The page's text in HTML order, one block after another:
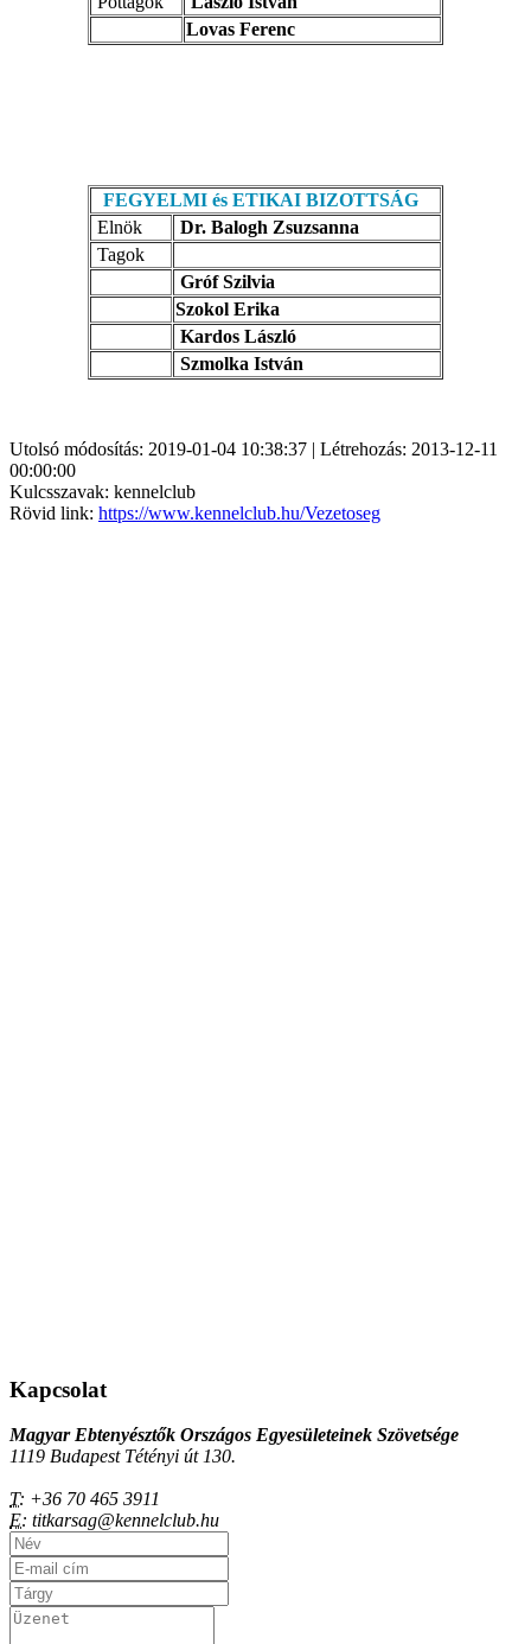
Lovas Ferenc
FEGYELMI és ETIKAI BIZOTTSÁG
Elnök
Dr. Balogh Zsuzsanna
Tagok
Gróf Szilvia
Szokol Erika
Kardos László
Szmolka István
Utolsó módosítás: 2019-01-04 10:38:37 | Létrehozás: 2013-12-11
00:00:00
Kulcsszavak: kennelclub
Rövid link: https://www.kennelclub.hu/Vezetoseg
Kapcsolat
Magyar Ebtenyésztők Országos Egyesületeinek Szövetsége
1119 Budapest Tétényi út 130.
T: +36 70 465 3911
E: titkarsag@kennelclub.hu